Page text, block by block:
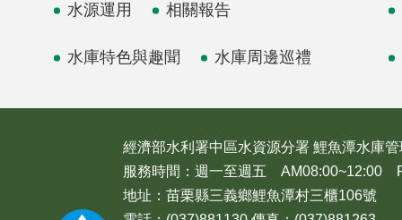
水源運用 相關報告
水庫特色與趣聞 水庫周邊巡禮
經濟部水利署中區水資源分署 鯉魚潭水庫
服務時間：週一至週五 AM08:00~12:00
地址：苗栗縣三義鄉鯉魚潭村三櫃106號